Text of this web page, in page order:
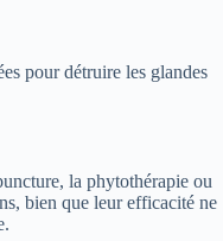
pour détruire les glandes
la phytothérapie ou
bien que leur efficacité ne